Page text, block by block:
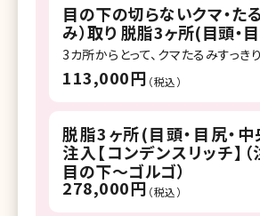
目の下の切らないクマ・た
み）取り 脱脂3ヶ所(目頭・
3カ所からとって、クマたるみすっきり
113,000円 （税込）
脱脂3ヶ所(目頭・目尻・
注入【コンデンスリッチ】
目の下～ゴルゴ）
278,000円 （税込）